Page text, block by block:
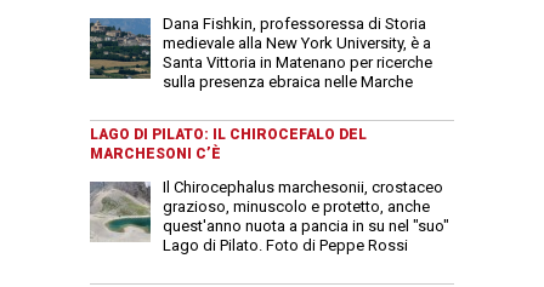
Dana Fishkin, professoressa di Storia
medievale alla New York University, è a
Santa Vittoria in Matenano per ricerche
sulla presenza ebraica nelle Marche
LAGO DI PILATO: IL CHIROCEFALO DEL
MARCHESONI C’È
Il Chirocephalus marchesonii, crostaceo
grazioso, minuscolo e protetto, anche
quest'anno nuota a pancia in su nel "suo"
Lago di Pilato. Foto di Peppe Rossi